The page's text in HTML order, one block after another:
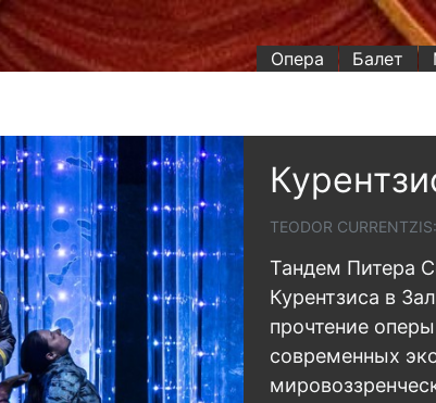
Опера Балет
TEODOR
Тандем Питера
Курентзиса в
прочтение
современных